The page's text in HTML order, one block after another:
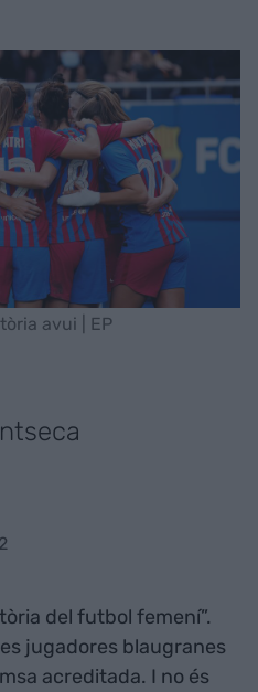
avui | EP
del futbol femení”.
jugadores blaugranes
acreditada. I no és